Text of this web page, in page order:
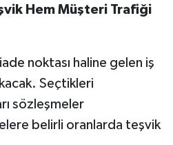
Hem Müşteri Trafiği
noktası haline gelen iş
Seçtikleri
sözleşmeler
belirli oranlarda teşvik